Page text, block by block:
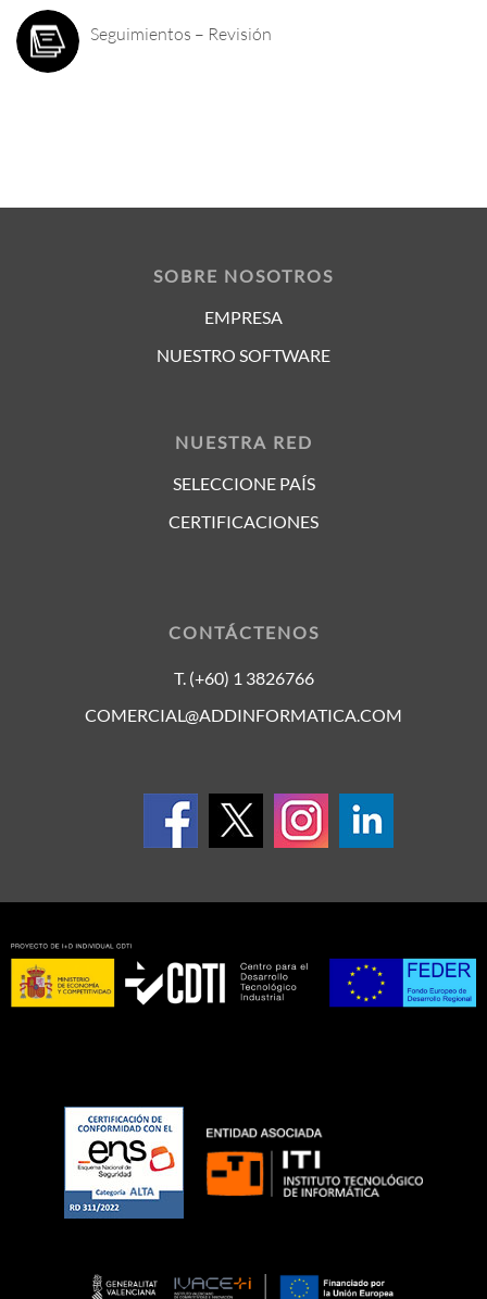
Seguimientos – Revisión
SOBRE NOSOTROS
EMPRESA
NUESTRO SOFTWARE
NUESTRA RED
SELECCIONE PAÍS
CERTIFICACIONES
CONTÁCTENOS
T. (+60) 1 3826766
COMERCIAL@ADDINFORMATICA.COM